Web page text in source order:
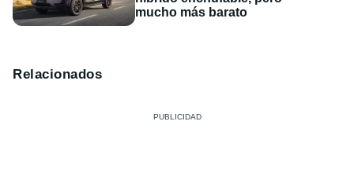
mucho más barato
Relacionados